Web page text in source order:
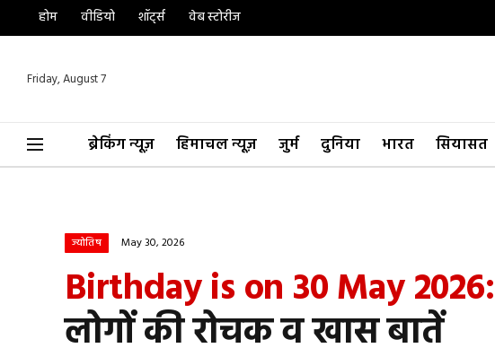
होम वीडियो शॉर्ट्स वेब स्टोरीज
Friday, August 7
ब्रेकिंग न्यूज़ हिमाचल न्यूज़ जुर्म दुनिया भारत सियासत
ज्योतिष May 30, 2026
Birthday is on 30 May 2026:
लोगों की रोचक व खास बातें